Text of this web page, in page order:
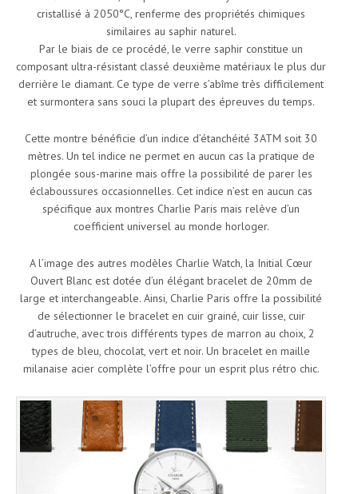
cristallisé à 2050°C, renferme des propriétés chimiques
similaires au saphir naturel.
Par le biais de ce procédé, le verre saphir constitue un
composant ultra-résistant classé deuxième matériaux le plus dur
derrière le diamant. Ce type de verre s’abîme très difficilement
et surmontera sans souci la plupart des épreuves du temps.
Cette montre bénéficie d’un indice d’étanchéité 3ATM soit 30
mètres. Un tel indice ne permet en aucun cas la pratique de
plongée sous-marine mais offre la possibilité de parer les
éclaboussures occasionnelles. Cet indice n’est en aucun cas
spécifique aux montres Charlie Paris mais relève d’un
coefficient universel au monde horloger.
A l’image des autres modèles Charlie Watch, la Initial Cœur
Ouvert Blanc est dotée d’un élégant bracelet de 20mm de
large et interchangeable. Ainsi, Charlie Paris offre la possibilité
de sélectionner le bracelet en cuir grainé, cuir lisse, cuir
d’autruche, avec trois différents types de marron au choix, 2
types de bleu, chocolat, vert et noir. Un bracelet en maille
milanaise acier complète l’offre pour un esprit plus rétro chic.